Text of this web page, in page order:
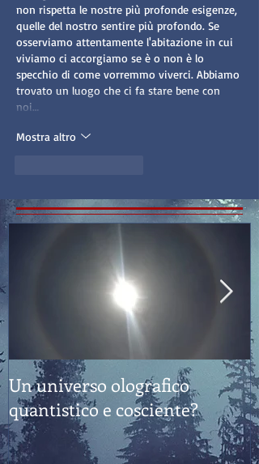
non rispetta le nostre più profonde esigenze,
quelle del nostro sentire più profondo. Se
osserviamo attentamente l'abitazione in cui
viviamo ci accorgiamo se è o non è lo
specchio di come vorremmo viverci. Abbiamo
trovato un luogo che ci fa stare bene con
noi…
Mostra altro
Un universo olografico
quantistico e cosciente?